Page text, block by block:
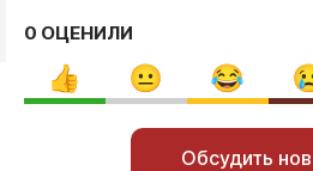
0 ОЦЕНИЛИ
Обсудить